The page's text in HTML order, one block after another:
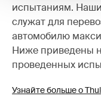
испытаниям.
служат для
автомобилю
Ниже приведены
проведенных
Узнайте больше о